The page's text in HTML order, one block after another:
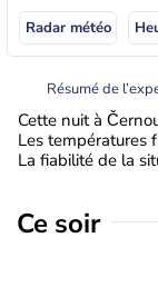
Radar météo
Résumé de
Cette nuit à
Les températures
La fiabilité de la
Ce soir